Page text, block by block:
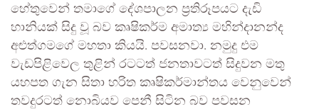
හේතුවෙන් තමාගේ දේශපාලන ප්‍රතිරූපයට දැඩි
හානියක් සිදු වූ බව කෘෂිකර්ම අමාත්‍ය මහින්දානන්ද
අළුත්ගමගේ මහතා කියයි. පවසනවා. නමුදු එම
වැඩපිළිවෙල තුළින් රටටත් ජනතාවටත් සිදුවන මතු
යහපත ගැන සිතා හරිත කෘෂිකර්මාන්තය වෙනුවෙන්
තවදුරටත් නොබියව පෙනී සිටින බව පවසන